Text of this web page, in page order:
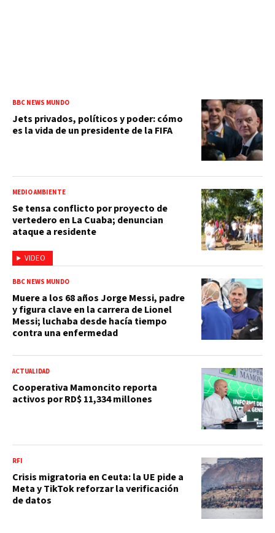
BBC NEWS MUNDO
Jets privados, políticos y poder: cómo
es la vida de un presidente de la FIFA
VIDEO
MEDIO AMBIENTE
Se tensa conflicto por proyecto de
vertedero en La Cuaba; denuncian
ataque a residente
BBC NEWS MUNDO
Muere a los 68 años Jorge Messi, padre
y figura clave en la carrera de Lionel
Messi; luchaba desde hacía tiempo
contra una enfermedad
ACTUALIDAD
Cooperativa Mamoncito reporta
activos por RD$ 11,334 millones
RFI
Crisis migratoria en Ceuta: la UE pide a
Meta y TikTok reforzar la verificación
de datos